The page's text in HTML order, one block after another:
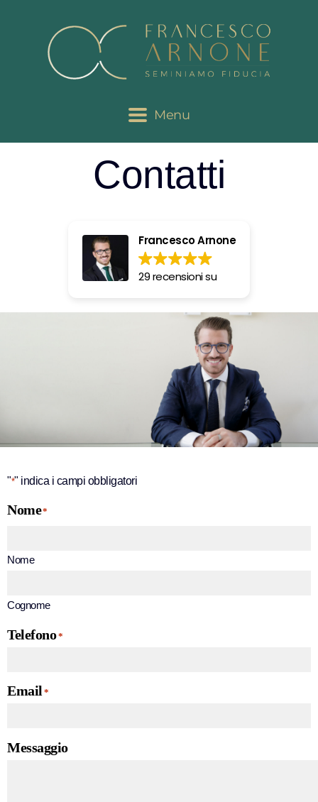
Menu
Contatti
Francesco Arnone
29 recensioni su
"*" indica i campi obbligatori
Nome*
Nome
Cognome
Telefono *
Email *
Messaggio